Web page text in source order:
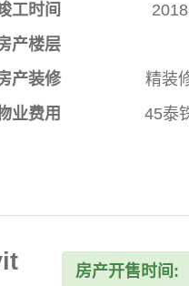
工时间
产楼层
产装修
精装
业费用
45泰
房产开售时间: